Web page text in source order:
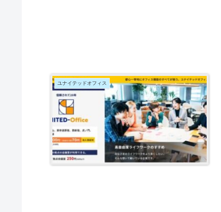
ユナイテッドオフィス